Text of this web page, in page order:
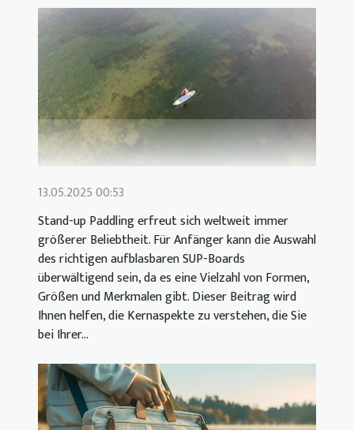
13.05.2025 00:53
Stand-up Paddling erfreut sich weltweit immer
größerer Beliebtheit. Für Anfänger kann die Auswahl
des richtigen aufblasbaren SUP-Boards
überwältigend sein, da es eine Vielzahl von Formen,
Größen und Merkmalen gibt. Dieser Beitrag wird
Ihnen helfen, die Kernaspekte zu verstehen, die Sie
bei Ihrer...